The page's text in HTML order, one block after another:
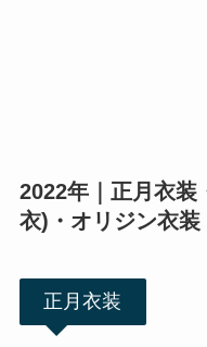
2022年｜正月衣装
衣)・オリジン衣
正月衣装